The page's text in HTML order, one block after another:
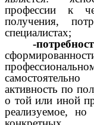
профессии к
получения,
специалистах;
-
активность по
о той или иной
реализуемое,